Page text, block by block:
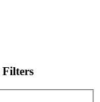
Filters